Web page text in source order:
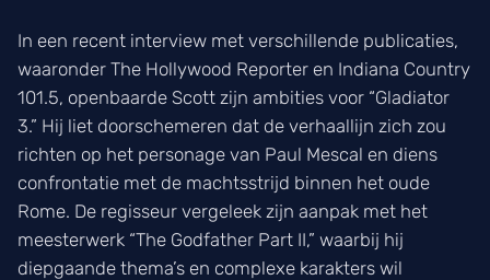
In een recent interview met verschillende publicaties,
waaronder The Hollywood Reporter en Indiana Country
101.5, openbaarde Scott zijn ambities voor “Gladiator
3.” Hij liet doorschemeren dat de verhaallijn zich zou
richten op het personage van Paul Mescal en diens
confrontatie met de machtsstrijd binnen het oude
Rome. De regisseur vergeleek zijn aanpak met het
meesterwerk “The Godfather Part II,” waarbij hij
diepgaande thema’s en complexe karakters wil